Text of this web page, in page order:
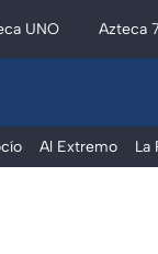
UNO Azteca
Al Extremo La